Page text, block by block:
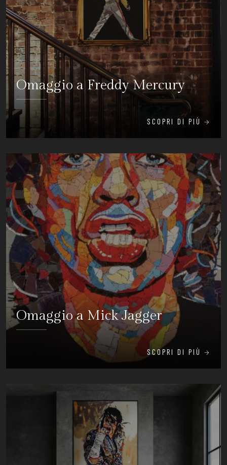
Omaggio a Freddy Mercury
SCOPRI DI PIÙ
Omaggio a Mick Jagger
SCOPRI DI PIÙ